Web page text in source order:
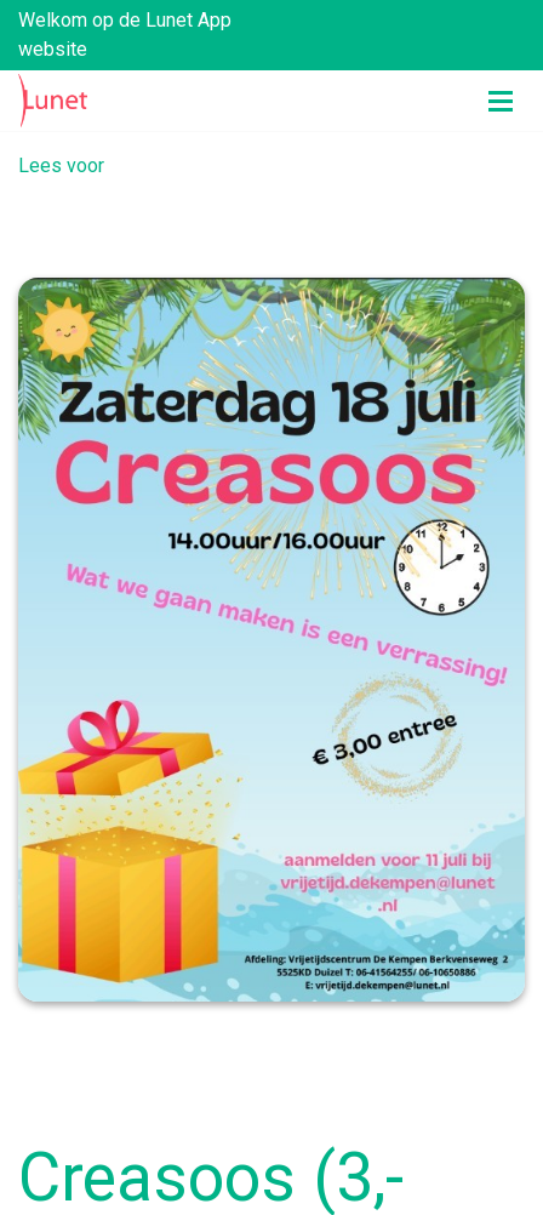
Welkom op de Lunet App
website
Lees voor
Creasoos (3,-